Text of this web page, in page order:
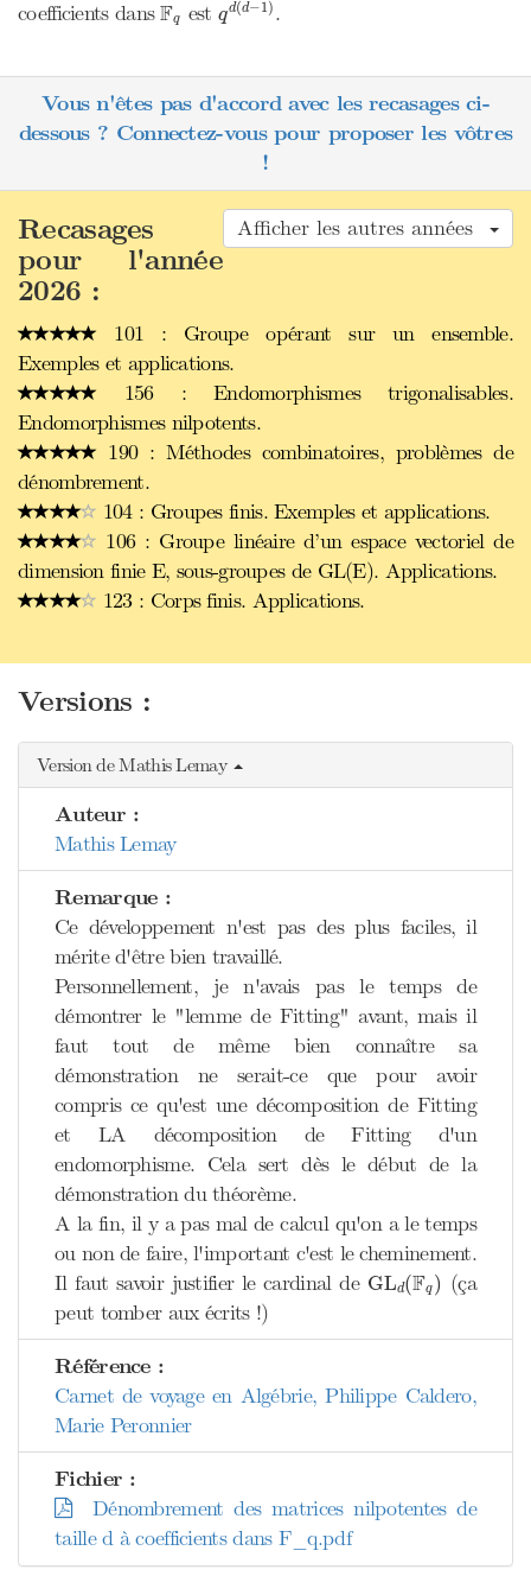
coefficients dansFq est qd(d−1) .
Vous n'êtes pas d'accord avec les recasages ci-
dessous ? Connectez-vous pour proposer les vôtres
!
Afficher les autres années
Recasages
pour l'année
2026 :
101 : Groupe opérant sur un ensemble.
Exemples et applications.
156 : Endomorphismes trigonalisables.
Endomorphismes nilpotents.
190 : Méthodes combinatoires, problèmes de
dénombrement.
104 : Groupes finis. Exemples et applications.
106 : Groupe linéaire d’un espace vectoriel de
dimension finie E, sous-groupes de GL(E). Applications.
123 : Corps finis. Applications.
Versions :
Version de Mathis Lemay
Auteur :
Mathis Lemay
Remarque :
Ce développement n'est pas des plus faciles, il
mérite d'être bien travaillé.
Personnellement, je n'avais pas le temps de
démontrer le "lemme de Fitting" avant, mais il
faut tout de même bien connaître sa
démonstration ne serait-ce que pour avoir
compris ce qu'est une décomposition de Fitting
et LA décomposition de Fitting d'un
endomorphisme. Cela sert dès le début de la
démonstration du théorème.
A la fin, il y a pas mal de calcul qu'on a le temps
ou non de faire, l'important c'est le cheminement.
Il faut savoir justifier le cardinal de GLd(Fq)
GL d(F q (ça
peut tomber aux écrits !)
Référence :
Carnet de voyage en Algébrie, Philippe Caldero,
Marie Peronnier
Fichier :
Dénombrement des matrices nilpotentes de
taille d à coefficients dans F_q.pdf